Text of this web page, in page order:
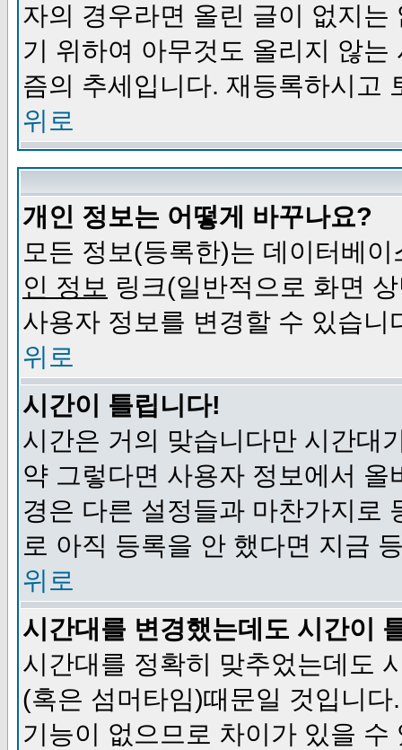
자의 경우라면 올린 글이 없지
기 위하여 아무것도 올리지 않
즘의 추세입니다. 재등록하시고
위로
개인 정보는 어떻게 바꾸나요?
모든 정보(등록한)는 데이터베
인 정보 링크(일반적으로 화면
사용자 정보를 변경할 수 있습니
위로
시간이 틀립니다!
시간은 거의 맞습니다만 시간대
약 그렇다면 사용자 정보에서
경은 다른 설정들과 마찬가지로
로 아직 등록을 안 했다면 지금
위로
시간대를 변경했는데도 시간이
시간대를 정확히 맞추었는데도
(혹은 섬머타임)때문일 것입니
기능이 없으므로 차이가 있을 수